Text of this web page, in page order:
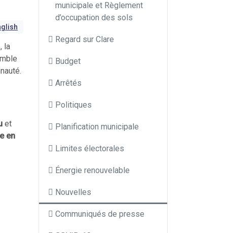
la
et
en
municipale et Règlement
d’occupation des sols
Regard sur Clare
Budget
Arrêtés
Politiques
Planification municipale
Limites électorales
Énergie renouvelable
Nouvelles
Communiqués de presse